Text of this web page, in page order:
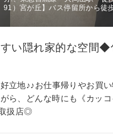
91）宮が丘】バス停留所から徒
い隠れ家的な空間
立地♪♪お仕事帰りやお買
ら、どんな時にも《カッ
扱店◎